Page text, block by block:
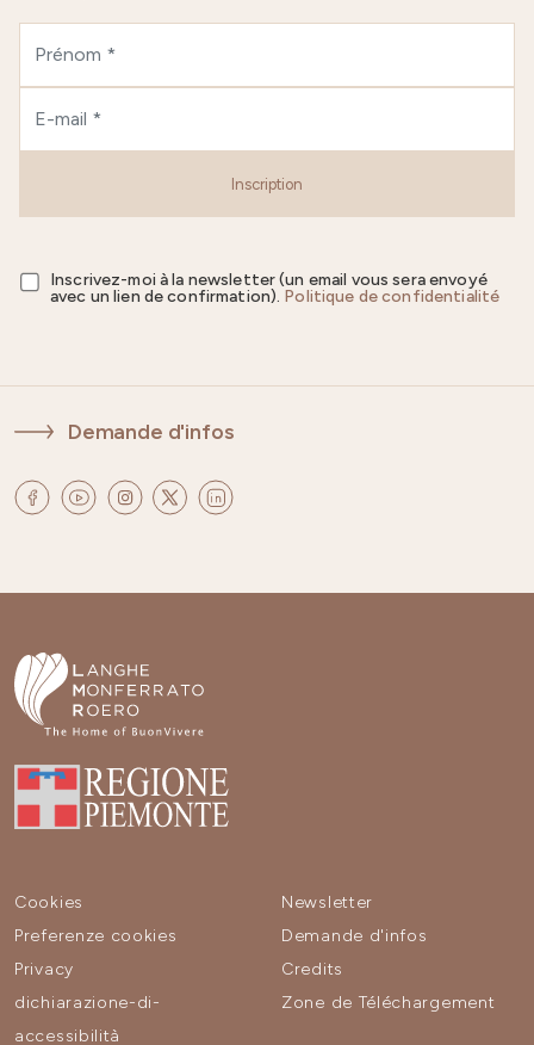
Inscription
Inscrivez-moi à la newsletter (un email vous sera envoyé
avec un lien de confirmation). Politique de confidentialité
Demande d'infos
Cookies
Preferenze cookies
Privacy
dichiarazione-di-
accessibilità
Newsletter
Demande d'infos
Credits
Zone de Téléchargement